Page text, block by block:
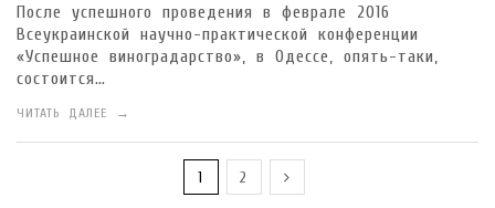
После успешного проведения в феврале 2016
Всеукраинской научно-практической конференции
«Успешное виноградарство», в Одессе, опять-таки,
состоится…
ЧИТАТЬ ДАЛЕЕ →
1 2